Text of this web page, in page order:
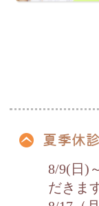
夏季休
8/9(日)
だきま